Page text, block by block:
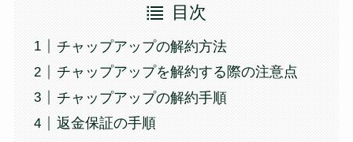
目次
チャップアップの解約方法
チャップアップを解約する際の注意点
チャップアップの解約手順
返金保証の手順